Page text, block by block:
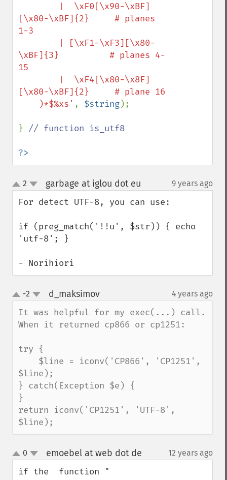
[\x80-\xBF]{2}     # planes
1-3
\xBF]{3}          # planes 4-
15
[\x80-\xBF]{2}     # plane 16
    )*$%xs'
, $string);
} // function is_utf8
?>
up
down
2 garbage at iglou dot eu 9 years ago
For detect UTF-8, you can use:
if (preg_match('!!u', $str)) { echo
'utf-8'; }
- Norihiori
up
down
-2 d_maksimov¶ 4 years ago
It was helpful for my exec(...) call.
When it returned cp866 or cp1251:
try {
$line);
} catch(Exception $e) {
}
return iconv('CP1251', 'UTF-8',
$line);
up
down
0 emoebel at web dot de 12 years ago
if the  function "